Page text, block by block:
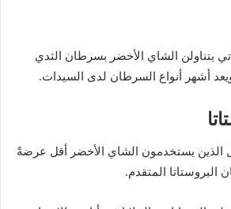
يتناولن الشاي الأخضر بسرطان الثدي
الذين يستخدمون الشاي الأخضر أقل عرضةً
البروستاتا المتقدم.